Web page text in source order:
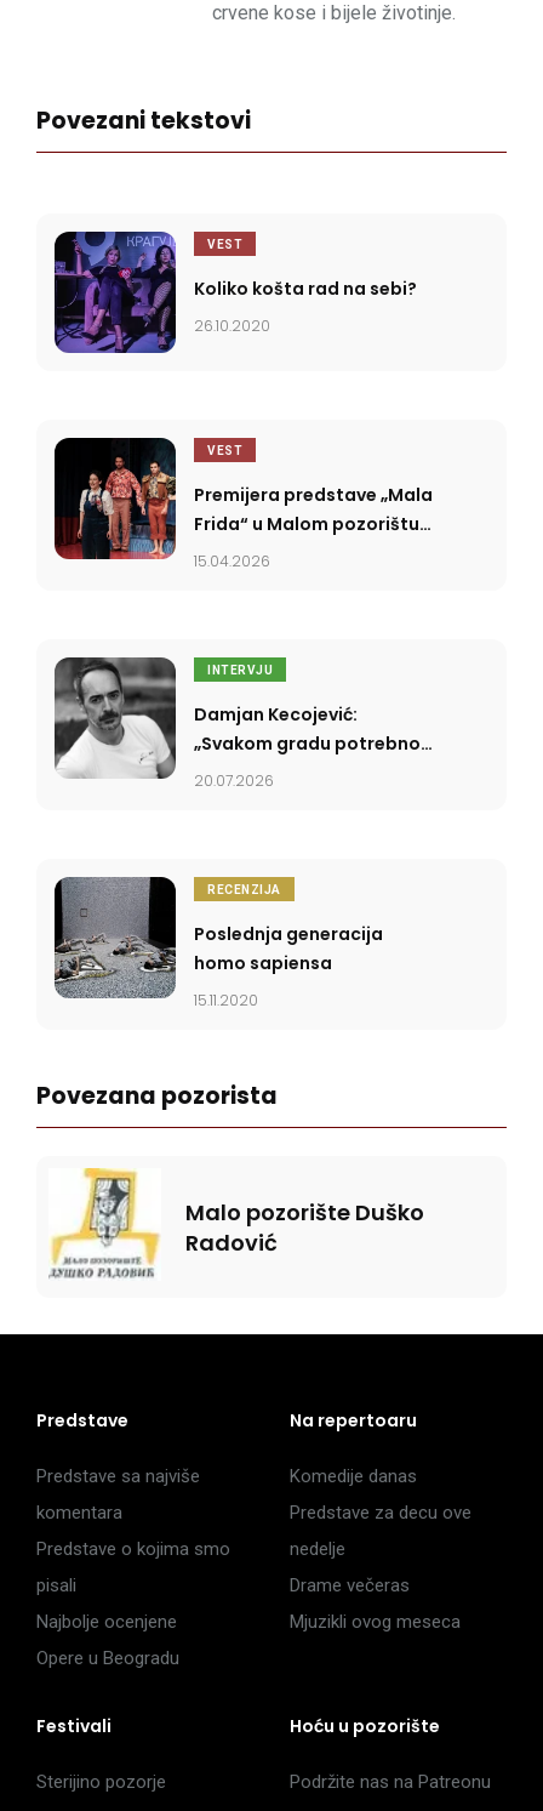
crvene kose i bijele životinje.
Povezani tekstovi
VEST
Koliko košta rad na sebi?
26.10.2020
VEST
Premijera predstave „Mala
Frida“ u Malom pozorištu
„Duško Radović“
15.04.2026
INTERVJU
Damjan Kecojević:
„Svakom gradu potrebno
je pozorište da bi pričali
20.07.2026
RECENZIJA
Poslednja generacija
homo sapiensa
15.11.2020
Povezana pozorista
Malo pozorište Duško
Radović
Predstave
Predstave sa najviše
komentara
Predstave o kojima smo
pisali
Najbolje ocenjene
Opere u Beogradu
Na repertoaru
Komedije danas
Predstave za decu ove
nedelje
Drame večeras
Mjuzikli ovog meseca
Festivali
Sterijino pozorje
Hoću u pozorište
Podržite nas na Patreonu